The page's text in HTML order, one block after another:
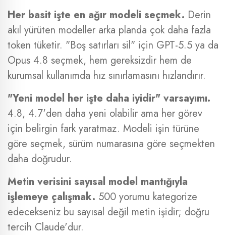
Her basit işte en ağır modeli seçmek. Derin
akıl yürüten modeller arka planda çok daha fazla
token tüketir. "Boş satırları sil" için GPT-5.5 ya da
Opus 4.8 seçmek, hem gereksizdir hem de
kurumsal kullanımda hız sınırlamasını hızlandırır.
"Yeni model her işte daha iyidir" varsayımı.
4.8, 4.7'den daha yeni olabilir ama her görev
için belirgin fark yaratmaz. Modeli işin türüne
göre seçmek, sürüm numarasına göre seçmekten
daha doğrudur.
Metin verisini sayısal model mantığıyla
işlemeye çalışmak. 500 yorumu kategorize
edecekseniz bu sayısal değil metin işidir; doğru
tercih Claude'dur.